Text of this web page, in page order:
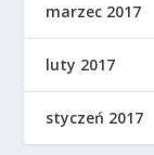
marzec 2017
luty 2017
styczeń 2017